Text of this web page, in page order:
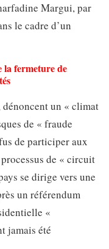
Margui, par
le cadre d’un
la fermeture de
un « climat
de « fraude
de participer aux
de « circuit
se dirige vers une
un référendum
«
jamais été